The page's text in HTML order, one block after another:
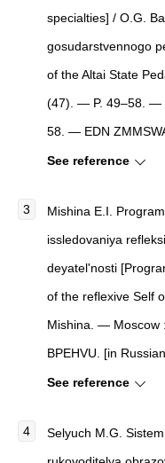
specialties] / O.G.
gosudarstvennogo
of the Altai State
(47). — P. 49–58. —
58. — EDN
See reference
Mishina E.I.
issledovaniya
deyatel'nosti
of the reflexive Self
Mishina. — Moscow
BPEHVU. [in
See reference
Selyuch M.G.